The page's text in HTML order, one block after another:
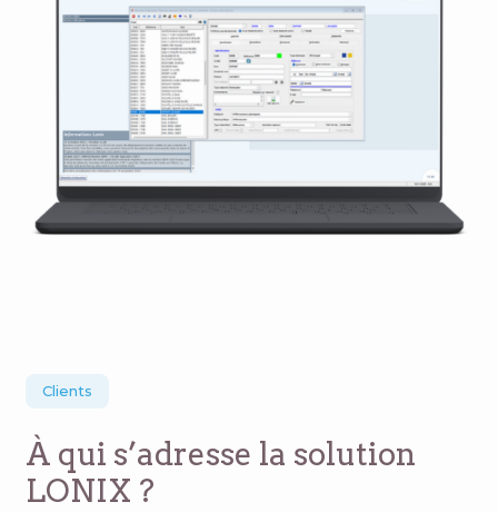
Clients
À qui s’adresse la solution
LONIX ?